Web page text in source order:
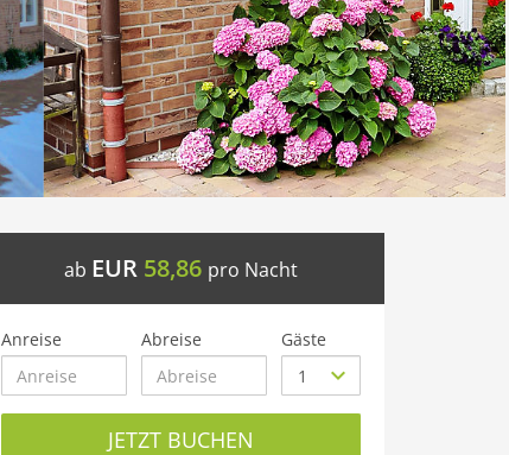
ab EUR 58,86 pro Nacht
Anreise Abreise Gäste
JETZT BUCHEN